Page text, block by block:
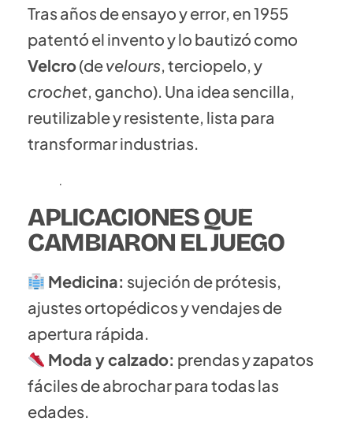
Tras años de ensayo y error, en 1955
patentó el invento y lo bautizó como
Velcro(develours, terciopelo, y
crochet, gancho). Una idea sencilla,
reutilizable y resistente, lista para
transformar industrias.
.
APLICACIONES QUE
CAMBIARON EL JUEGO
Medicina: sujeción de prótesis,
ajustes ortopédicos y vendajes de
apertura rápida.
Moda y calzado: prendas y zapatos
fáciles de abrochar para todas las
edades.